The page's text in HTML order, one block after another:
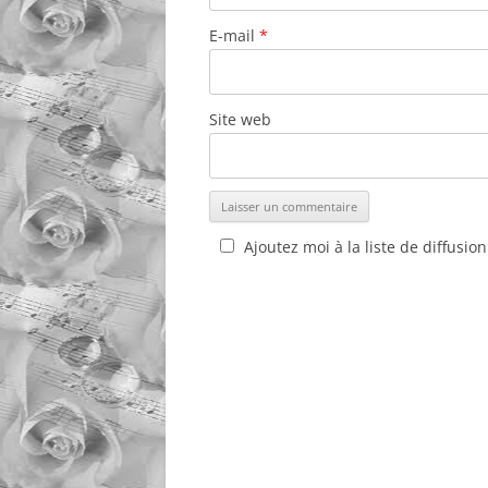
E-mail *
Site web
Ajoutez moi à la liste de diffusion